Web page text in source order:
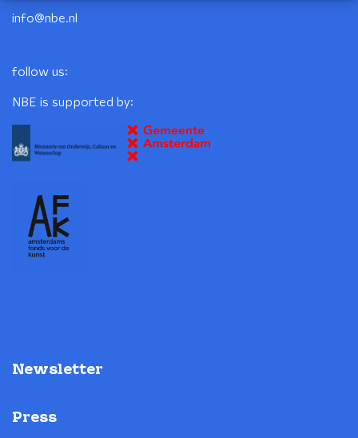
info@nbe.nl
follow us:
NBE is supported by:
Newsletter
Press